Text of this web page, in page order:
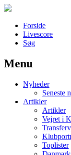
Forside
Livescore
Søg
Наши партнеры
лучшие займы
Menu
Nyheder
Seneste
Artikler
Artikler
Vejret i
Toplister